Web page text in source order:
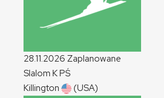
28.11.2026 Zaplanowane
Slalom KPŚ
Killington
(USA)